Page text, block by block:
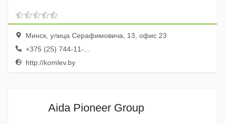
Минск, улица Серафимовича, 13, офис 23
+375 (25) 744-11-...
http://komlev.by
Aida Pioneer Group